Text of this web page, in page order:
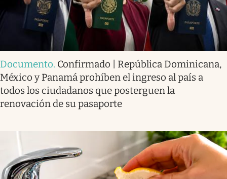
Documento. Confirmado | República Dominicana,
México y Panamá prohíben el ingreso al país a
todos los ciudadanos que posterguen la
renovación de su pasaporte